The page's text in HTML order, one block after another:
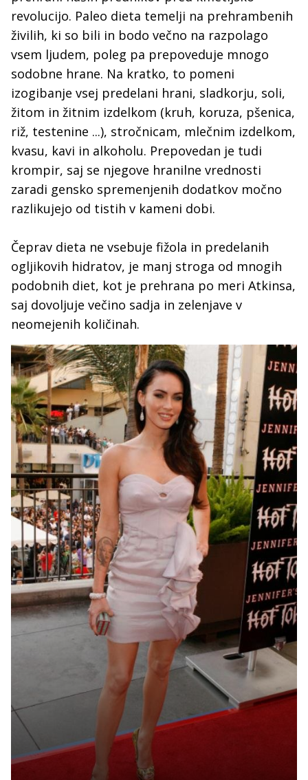
revolucijo. Paleo dieta temelji na prehrambenih
živilih, ki so bili in bodo večno na razpolago
vsem ljudem, poleg pa prepoveduje mnogo
sodobne hrane. Na kratko, to pomeni
izogibanje vsej predelani hrani, sladkorju, soli,
žitom in žitnim izdelkom (kruh, koruza, pšenica,
riž, testenine ...), stročnicam, mlečnim izdelkom,
kvasu, kavi in alkoholu. Prepovedan je tudi
krompir, saj se njegove hranilne vrednosti
zaradi gensko spremenjenih dodatkov močno
razlikujejo od tistih v kameni dobi.
Čeprav dieta ne vsebuje fižola in predelanih
ogljikovih hidratov, je manj stroga od mnogih
podobnih diet, kot je prehrana po meri Atkinsa,
saj dovoljuje večino sadja in zelenjave v
neomejenih količinah.